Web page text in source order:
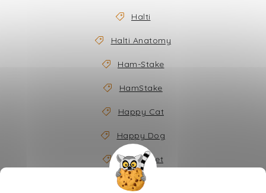
Halti
Halti Anatomy
Ham-Stake
HamStake
Happy Cat
Happy Dog
Happy Pet
Haquoss